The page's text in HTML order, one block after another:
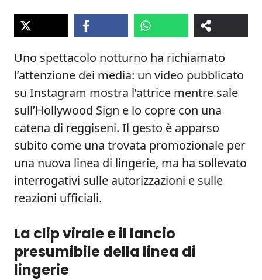
Uno spettacolo notturno ha richiamato
l’attenzione dei media: un video pubblicato
su Instagram mostra l’attrice mentre sale
sull’Hollywood Sign e lo copre con una
catena di reggiseni. Il gesto è apparso
subito come una trovata promozionale per
una nuova linea di lingerie, ma ha sollevato
interrogativi sulle autorizzazioni e sulle
reazioni ufficiali.
La clip virale e il lancio
presumibile della linea di
lingerie